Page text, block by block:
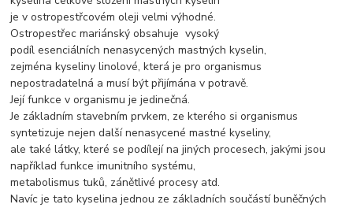
je v ostropestřcovém oleji velmi výhodné.
Ostropestřec mariánský obsahuje vysoký
podílesenciálních nenasycených mastných kyselin,
zejména kyseliny linolové, která je pro organismus
nepostradatelná a musí být přijímána v potravě.
Její funkce v organismu je jedinečná.
Je základním stavebním prvkem, ze kterého si organismus
syntetizuje nejen další nenasycené mastné kyseliny,
ale také látky, které se podílejí na jiných procesech, jakými jsou
například funkceimunitního systému,
metabolismus tuků, zánětlivé procesy atd.
Navíc je tato kyselina jednou ze základních součástí buněčných